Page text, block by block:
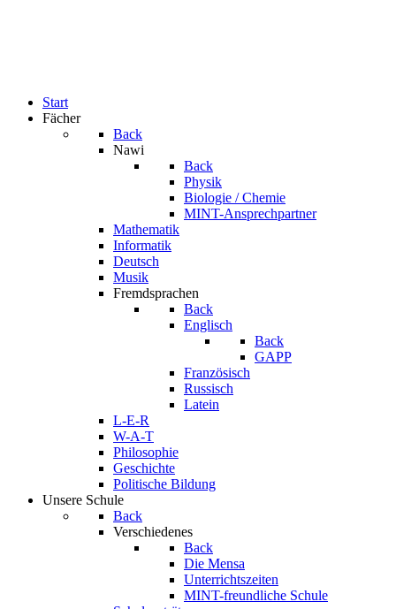
Start
Fächer
Back
Nawi
Back
Physik
Biologie / Chemie
MINT-Ansprechpartner
Mathematik
Informatik
Deutsch
Musik
Fremdsprachen
Back
Englisch
Back
GAPP
Französisch
Russisch
Latein
L-E-R
W-A-T
Philosophie
Geschichte
Politische Bildung
Unsere Schule
Back
Verschiedenes
Back
Die Mensa
Unterrichtszeiten
MINT-freundliche Schule